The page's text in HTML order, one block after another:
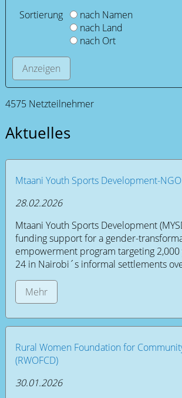
Sortierung
nach Namen
nach Land
nach Ort
4575 Netzteilnehmer
Aktuelles
Mtaani Youth Sports Development-NGO
28.02.2026
Mtaani Youth Sports Development
funding support for a gender-
empowerment program targeting 2,000
24 in Nairobi´s informal settlements
Mehr
Rural Women Foundation for
(RWOFCD)
30.01.2026